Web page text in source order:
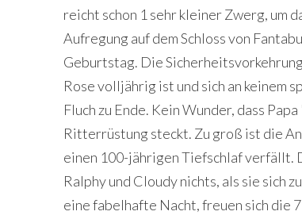
reicht schon 1 sehr kleiner Zwerg, um
Aufregung auf dem Schloss von
Geburtstag. Die
Rose volljährig ist und sich an keinem
Fluch zu Ende. Kein Wunder, dass
Ritterrüstung steckt. Zu groß ist die
einen 100-jährigen Tiefschlaf verfällt.
Ralphy und Cloudy nichts, als sie sich
eine fabelhafte Nacht, freuen sich die